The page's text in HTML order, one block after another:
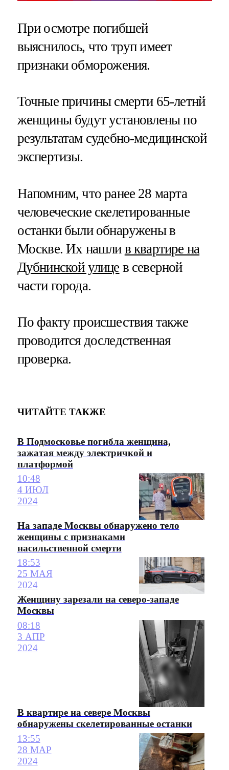
При осмотре погибшей
выяснилось, что труп имеет
признаки обморожения.
Точные причины смерти 65-летнй
женщины будут установлены по
результатам судебно-медицинской
экспертизы.
Напомним, что ранее 28 марта
человеческие скелетированные
останки были обнаружены в
Москве. Их нашли в квартире на
Дубнинской улице в северной
части города.
По факту происшествия также
проводится доследственная
проверка.
ЧИТАЙТЕ ТАКЖЕ
В Подмосковье погибла женщина,
зажатая между электричкой и
платформой
10:48
4 ИЮЛ
2024
На западе Москвы обнаружено тело
женщины с признаками
насильственной смерти
18:53
25 МАЯ
2024
Женщину зарезали на северо-западе
Москвы
08:18
3 АПР
2024
В квартире на севере Москвы
обнаружены скелетированные останки
13:55
28 МАР
2024